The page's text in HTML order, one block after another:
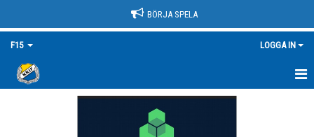
BÖRJA SPELA
F15 LOGGA IN